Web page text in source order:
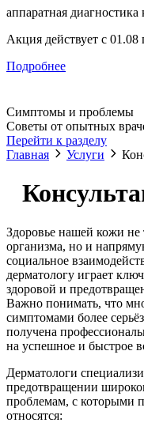
аппаратная диагностика
Акция действует с 01.08
Подробнее
Симптомы и проблемы
Советы от опытных
Перейти к разделу
Главная
Услуги
Здоровье нашей кожи не
организма, но и
социальное
дерматологу играет
здоровой и
Важно понимать, что
симптомами более
получена
на успешное и быстрое
Дерматологи
предотвращении
проблемам, с которыми
относятся: